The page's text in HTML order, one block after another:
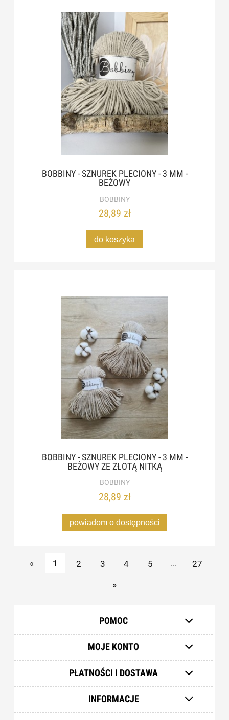
BOBBINY - SZNUREK PLECIONY - 3 MM -
BEŻOWY
BOBBINY
28,89 zł
do koszyka
BOBBINY - SZNUREK PLECIONY - 3 MM -
BEŻOWY ZE ZŁOTĄ NITKĄ
BOBBINY
28,89 zł
powiadom o dostępności
« 1 2 3 4 5 ... 27
»
POMOC
MOJE KONTO
PŁATNOŚCI I DOSTAWA
INFORMACJE